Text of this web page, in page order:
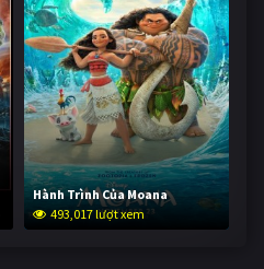
Hành Trình Của Moana
493,017 lượt xem